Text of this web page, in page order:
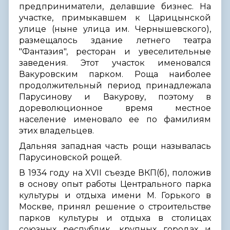
предприниматели, делавшие бизнес. На
участке, примыкавшем к Царицынской
улице (ныне улица им. Чернышевского),
размещалось здание летнего театра
"Фантазия", ресторан и увеселительные
заведения. Этот участок именовался
Вакуровским парком. Роща наиболее
продолжительный период принадлежала
Парусинову и Вакурову, поэтому в
дореволюционное время местное
население именовало ее по фамилиям
этих владельцев.
Дальняя западная часть рощи называлась
Парусиновской рощей.
В 1934 году на XVII съезде ВКП(б), положив
в основу опыт работы Центрального парка
культуры и отдыха имени М. Горького в
Москве, принял решение о строительстве
парков культуры и отдыха в столицах